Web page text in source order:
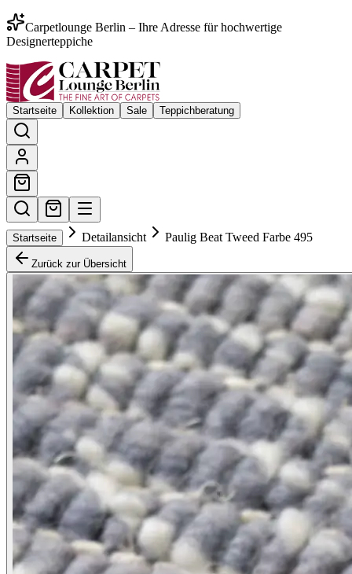
Carpetlounge Berlin – Ihre Adresse für hochwertige
Designerteppiche
Startseite Kollektion Sale Teppichberatung
Startseite Detailansicht Paulig Beat Tweed Farbe 495
Zurück zur Übersicht